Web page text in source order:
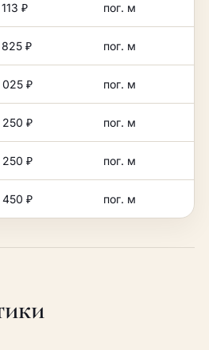
₽ пог. м
₽ пог. м
025 ₽ пог. м
250 ₽ пог. м
250 ₽ пог. м
450 ₽ пог. м